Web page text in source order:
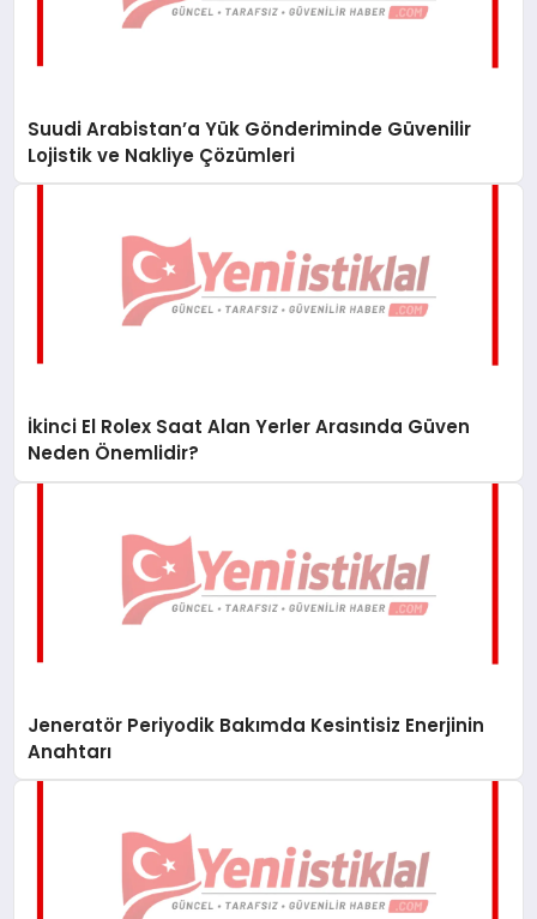
Suudi Arabistan’a Yük Gönderiminde Güvenilir
Lojistik ve Nakliye Çözümleri
İkinci El Rolex Saat Alan Yerler Arasında Güven
Neden Önemlidir?
Jeneratör Periyodik Bakımda Kesintisiz Enerjinin
Anahtarı